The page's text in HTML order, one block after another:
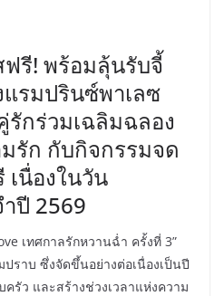
รี! พร้อมลุ้นรับจี้
แรมปรินซ์พาเลซ
รักร่วมเฉลิมฉลอง
รัก กับกิจกรรมจด
นื่องในวัน
ปี 2569
เทศกาลรักหวานฉ่ำ ครั้งที่ 3”
ราบ ซึ่งจัดขึ้นอย่างต่อเนื่องเป็นปี
รัว และสร้างช่วงเวลาแห่งความ